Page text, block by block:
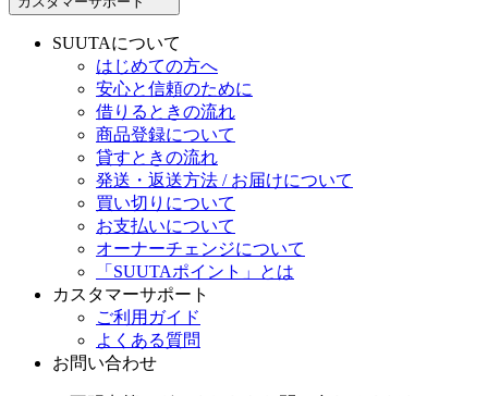
SUUTAについて
はじめての方へ
安心と信頼のために
借りるときの流れ
商品登録について
貸すときの流れ
発送・返送方法 / お届けについて
買い切りについて
お支払いについて
オーナーチェンジについて
「SUUTAポイント」とは
カスタマーサポート
ご利用ガイド
よくある質問
お問い合わせ